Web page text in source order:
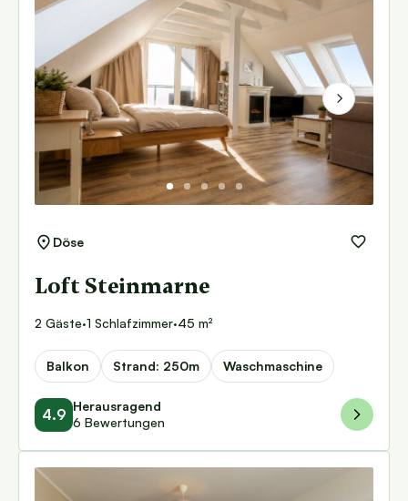
Next
Döse
Loft Steinmarne
2 Gäste·1 Schlafzimmer·45 m²
Balkon Strand: 250m Waschmaschine
4.9 Herausragend
6 Bewertungen